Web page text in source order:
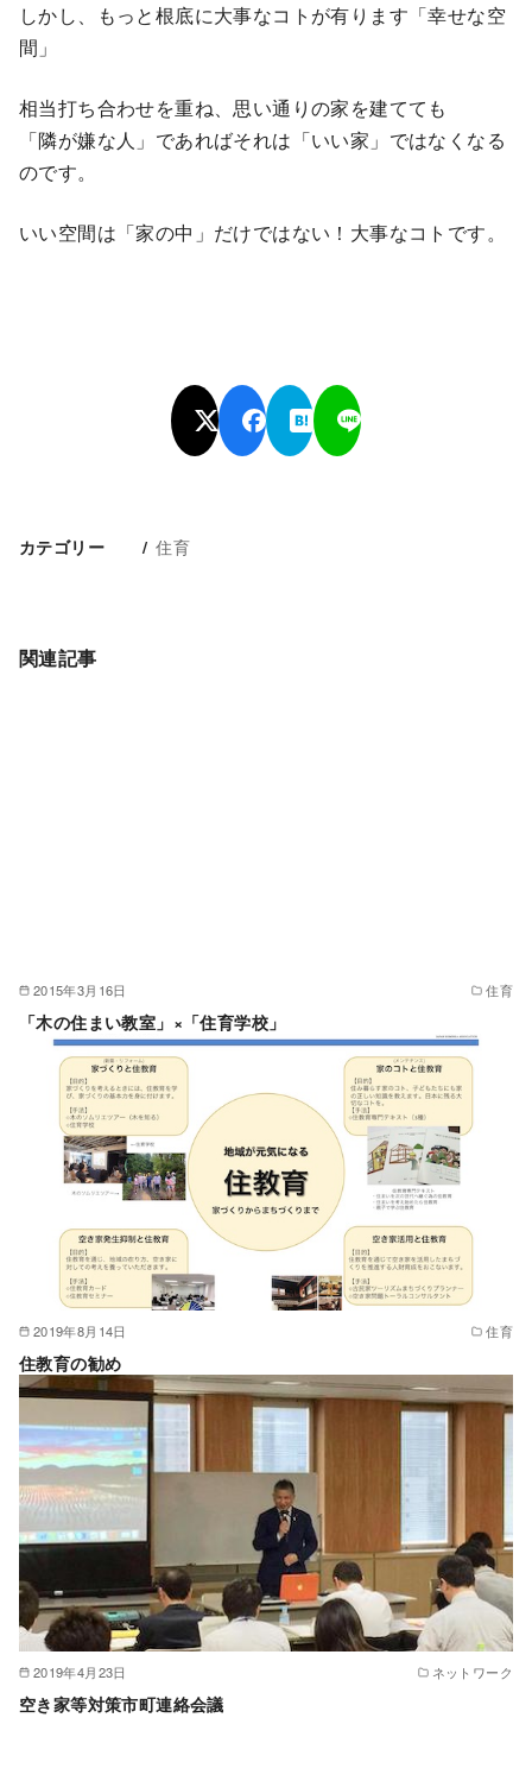
しかし、もっと根底に大事なコトが有ります「幸せな空
間」
相当打ち合わせを重ね、思い通りの家を建てても
「隣が嫌な人」であればそれは「いい家」ではなくなる
のです。
いい空間は「家の中」だけではない！大事なコトです。
カテゴリー 住育
関連記事
2015年3月16日 住育
「木の住まい教室」×「住育学校」
2019年8月14日 住育
住教育の勧め
2019年4月23日 ネットワーク
空き家等対策市町連絡会議